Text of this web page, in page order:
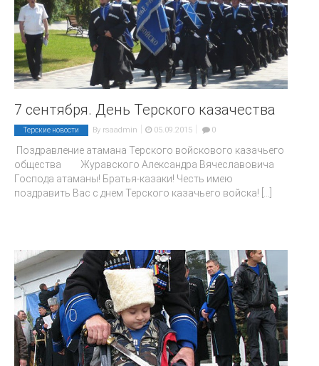
7 сентября. День Терского казачества
Терские новости By rsaadmin | 05.09.2015 | 0
Поздравление атамана Терского войскового казачьего
общества Журавского Александра Вячеславовича
Господа атаманы! Братья-казаки! Честь имею
поздравить Вас с днем Терского казачьего войска!